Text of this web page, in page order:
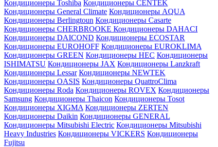
Кондиционеры Toshiba Кондиционеры CENTEK
Кондиционеры General Climate Кондиционеры AQUA
Кондиционеры Berlingtoun Кондиционеры Casarte
Кондиционеры CHERBROOKE Кондиционеры DAHACI
Кондиционеры DAICOND Кондиционеры ECOSTAR
Кондиционеры EUROHOFF Кондиционеры EUROKLIMA
Кондиционеры GREEN Кондиционеры HEC Кондиционеры
ISHIMATSU Кондиционеры JAX Кондиционеры Lanzkraft
Кондиционеры Lessar Кондиционеры NEWTEK
Кондиционеры OASIS Кондиционеры QuattroClima
Кондиционеры Roda Кондиционеры ROVEX Кондиционеры
Samsung Кондиционеры Thaicon Кондиционеры Tosot
Кондиционеры XIGMA Кондиционеры ZERTEN
Кондиционеры Daikin Кондиционеры GENERAL
Кондиционеры Mitsubishi Electric Кондиционеры Mitsubishi
Heavy Industries Кондиционеры VICKERS Кондиционеры
Fujitsu